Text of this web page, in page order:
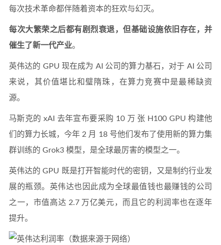
每次技术革命都伴随着资本的狂欢与幻灭。
每次大繁荣之后都有剧烈衰退，但基础设施依旧存在，并
催生了新一代产业。
英伟达的 GPU 现在成为 AI 公司的算力基石，对于 AI 公司
来说，其价值堪比和璧隋珠，在算力竞赛中是最稀缺资
源。
马斯克的 xAI 去年宣布要采购 10 万 张 H100 GPU 构建他
们的算力长城，今年 2 月 18 号他们发布了使用新的算力集
群训练的 Grok3 模型，是全球最厉害的模型之一。
英伟达的 GPU 既是打开智能时代的密钥，又是制约行业发
展的瓶颈。英伟达也因此成为全球最值钱也最赚钱的公司
之一，市值高达 2.7 万亿美元，而且它的利润率也在逐年
提升。